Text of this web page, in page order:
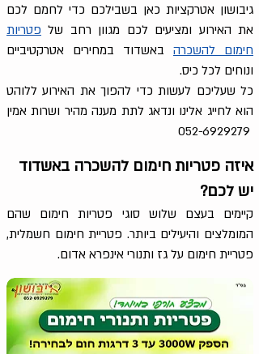
גיבושון אטרקציות כאן בשבילכם כדי לחמם לכם
את האירוע ומציעים לכם מגוון רחב של פטריות
חימום להשכרה באשדוד במחירים אטרקטיביים
ונוחים לכל כיס.
כל שעליכם לעשות כדי להפוך את האירוע ללוהט
הוא לחייג אלינו ונדאג לתת מענה מהיר ושרות אמין
052-6929279
איזה פטריות חימום להשכרה באשדוד
יש לכם?
קיימים בעצם שלוש סוגי פטריות חימום שהם
המומלצים והיעילים ביותר. פטריית חימום חשמלית,
פטריית חימום על גז ותנורי אינפרא אדום.